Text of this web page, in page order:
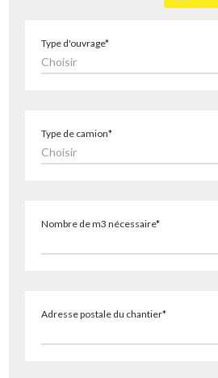
Type d'ouvrage*
Choisir
Type de camion*
Choisir
Nombre de m3 nécessaire*
Adresse postale du chantier*